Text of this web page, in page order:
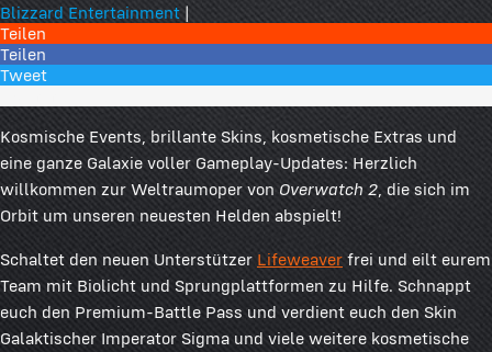
Blizzard Entertainment|
Teilen
Teilen
Tweet
Kosmische Events, brillante Skins, kosmetische Extras und
eine ganze Galaxie voller Gameplay-Updates: Herzlich
willkommen zur Weltraumoper von Overwatch 2, die sich im
Orbit um unseren neuesten Helden abspielt!
Schaltet den neuen Unterstützer Lifeweaver frei und eilt eurem
Team mit Biolicht und Sprungplattformen zu Hilfe. Schnappt
euch den Premium-Battle Pass und verdient euch den Skin
Galaktischer Imperator Sigma und viele weitere kosmetische